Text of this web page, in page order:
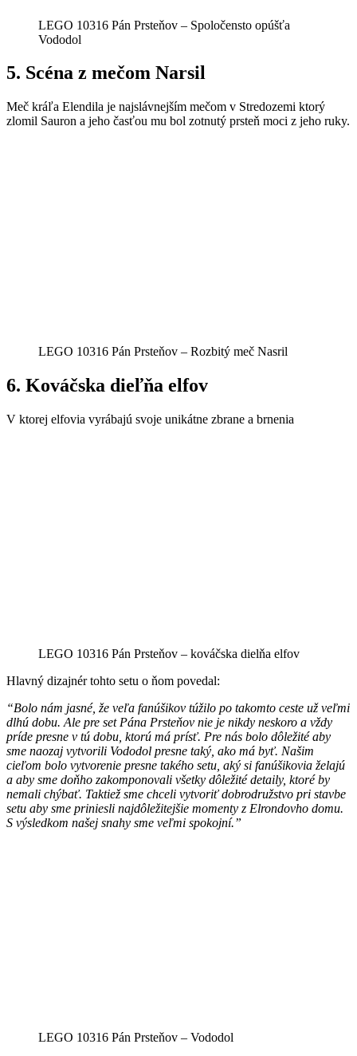
LEGO 10316 Pán Prsteňov – Spoločensto opúšťa
Vododol
5. Scéna z mečom Narsil
Meč kráľa Elendila je najslávnejším mečom v Stredozemi ktorý
zlomil Sauron a jeho časťou mu bol zotnutý prsteň moci z jeho ruky.
LEGO 10316 Pán Prsteňov – Rozbitý meč Nasril
6. Kováčska dieľňa elfov
V ktorej elfovia vyrábajú svoje unikátne zbrane a brnenia
LEGO 10316 Pán Prsteňov – kováčska dielňa elfov
Hlavný dizajnér tohto setu o ňom povedal:
“Bolo nám jasné, že veľa fanúšikov túžilo po takomto ceste už veľmi
dlhú dobu. Ale pre set Pána Prsteňov nie je nikdy neskoro a vždy
príde presne v tú dobu, ktorú má prísť. Pre nás bolo dôležité aby
sme naozaj vytvorili Vododol presne taký, ako má byť. Našim
cieľom bolo vytvorenie presne takého setu, aký si fanúšikovia želajú
a aby sme doňho zakomponovali všetky dôležité detaily, ktoré by
nemali chýbať. Taktiež sme chceli vytvoriť dobrodružstvo pri stavbe
setu aby sme priniesli najdôležitejšie momenty z Elrondovho domu.
S výsledkom našej snahy sme veľmi spokojní.”
LEGO 10316 Pán Prsteňov – Vododol